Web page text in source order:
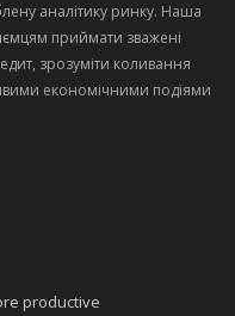
аналітику ринку. Наша
приймати зважені
зрозуміти коливання
економічними подіями
productive